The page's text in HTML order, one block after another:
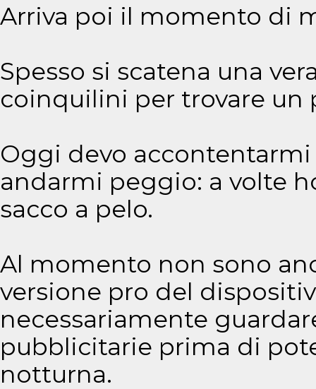
Arriva poi il momento di
Spesso si scatena una
coinquilini per trovare un
Oggi devo
andarmi peggio: a volte
sacco a pelo.
Al momento non sono
versione pro del
necessariamente
pubblicitarie prima di
notturna.